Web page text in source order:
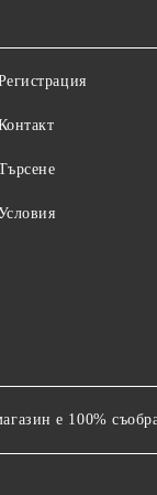
е 100%